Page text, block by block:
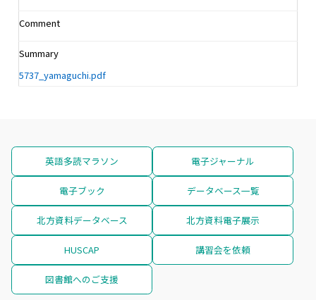
Comment
Summary
5737_yamaguchi.pdf
英語多読マラソン 電子ジャーナル
電子ブック データベース一覧
北方資料データベース 北方資料電子展示
HUSCAP 講習会を依頼
図書館へのご支援